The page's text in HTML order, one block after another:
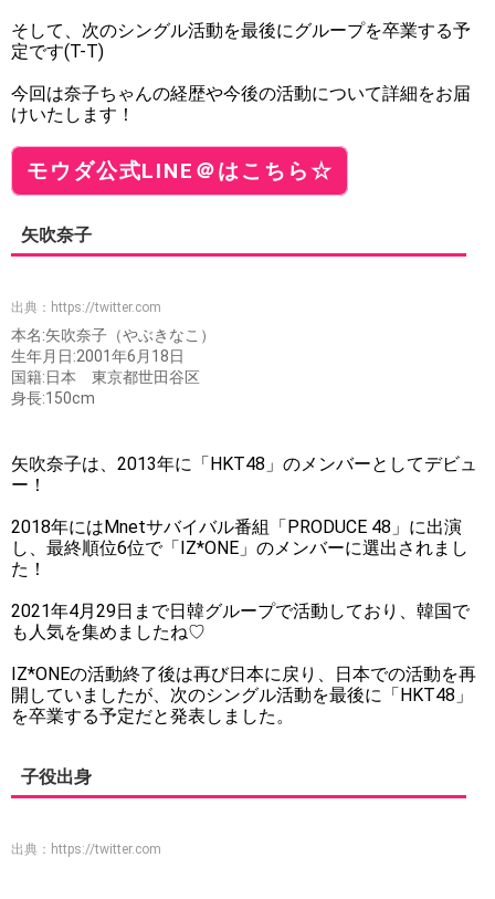
そして、次のシングル活動を最後にグループを卒業する予
定です(T-T)
今回は奈子ちゃんの経歴や今後の活動について詳細をお届
けいたします！
モウダ公式LINE＠はこちら☆
矢吹奈子
出典： https://twitter.com
本名:矢吹奈子（やぶきなこ）
生年月日:2001年6月18日
国籍:日本 東京都世田谷区
身長:150cm
矢吹奈子は、2013年に「HKT48」のメンバーとしてデビュ
ー！
2018年にはMnetサバイバル番組「PRODUCE 48」に出演
し、最終順位6位で「IZ*ONE」のメンバーに選出されまし
た！
2021年4月29日まで日韓グループで活動しており、韓国で
も人気を集めましたね♡
IZ*ONEの活動終了後は再び日本に戻り、日本での活動を再
開していましたが、次のシングル活動を最後に「HKT48」
を卒業する予定だと発表しました。
子役出身
出典： https://twitter.com